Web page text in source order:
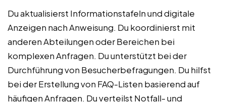
Du aktualisierst Informationstafeln und digitale
Anzeigen nach Anweisung. Du koordinierst mit
anderen Abteilungen oder Bereichen bei
komplexen Anfragen. Du unterstützt bei der
Durchführung von Besucherbefragungen. Du hilfst
bei der Erstellung von FAQ-Listen basierend auf
häufigen Anfragen. Du verteilst Notfall- und